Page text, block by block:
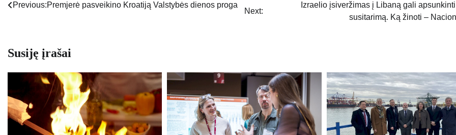
Navigacija
Previous:Premjerė pasveikino Kroatiją Valstybės dienos proga
Next:
Izraelio įsiveržimas į Libaną gali
susitarimą. Ką žinoti –
Susiję įrašai